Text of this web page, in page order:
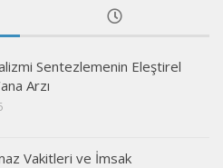
Sentezlemenin Eleştirel
Arzı
Vakitleri ve İmsak